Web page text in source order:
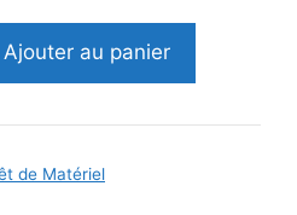
Ajouter au panier
de Matériel